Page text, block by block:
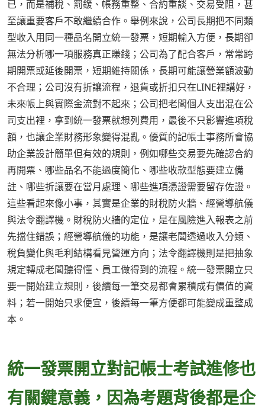
已，而是補稅、罰鍰、帳務重整、合約重談、交易受阻，甚
至讓重要客戶不敢繼續合作。舉例來說，公司長期把不同類
型收入用同一種品名開立統一發票，短期輸入方便，長期卻
無法分析哪一項服務真正賺錢；公司為了配合客戶，常常跨
期開票或延後開票，短期維持關係，長期可能讓營業額波動
不合理；公司沒有折讓流程，退貨或折扣只在LINE裡講好，
未來帳上與實際金流對不起來；公司把老闆個人支出混在公
司支出裡，拿到統一發票就想列費用，最後不只影響進項稅
額，也讓企業財務形象變得混亂。優質的記帳士事務所會協
助企業設計簡單但有效的規則，例如哪些交易要先確認合約
再開票、哪些品名不能過度簡化、哪些收款型態要建立備
註、哪些折讓要在當月處理、哪些進項憑證需要留存佐證。
這些看起來像小事，其實是企業的財稅防火牆、經營導航儀
與法令翻譯機。財稅防火牆的定位，是在風險進入報表之前
先擋住錯誤；經營導航儀的功能，是讓老闆透過收入分類、
稅負變化與毛利結構看見營運方向；法令翻譯機則是把抽象
規定轉成老闆聽得懂、員工做得到的流程。統一發票開立只
要一開始建立規則，後續每一筆交易都會累積成有價值的資
料；若一開始只求便宜，後續每一筆方便都可能變成重整成
本。
統一發票開立對記帳士考試進修也
有關鍵意義，因為考題背後都是企